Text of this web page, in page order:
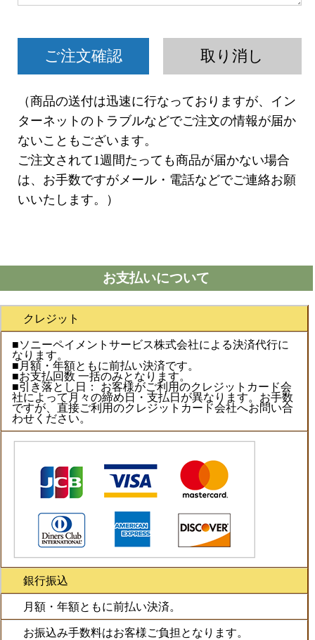
（商品の送付は迅速に行なっておりますが、イン
ターネットのトラブルなどでご注文の情報が届か
ないこともございます。
ご注文されて1週間たっても商品が届かない場合
は、お手数ですがメール・電話などでご連絡お願
いいたします。）
お支払いについて
クレジット
■ソニーペイメントサービス株式会社による決済代行に
なります。
■月額・年額ともに前払い決済です。
■お支払回数 一括のみとなります。
■引き落とし日： お客様がご利用のクレジットカード会
社によって月々の締め日・支払日が異なります。お手数
ですが、直接ご利用のクレジットカード会社へお問い合
わせください。
銀行振込
月額・年額ともに前払い決済。
お振込み手数料はお客様ご負担となります。